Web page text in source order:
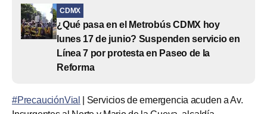
CDMX
¿Qué pasa en el Metrobús CDMX hoy
lunes 17 de junio? Suspenden servicio en
Línea 7 por protesta en Paseo de la
Reforma
#PrecauciónVial
| Servicios de emergencia acuden a Av.